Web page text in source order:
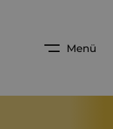
Menü